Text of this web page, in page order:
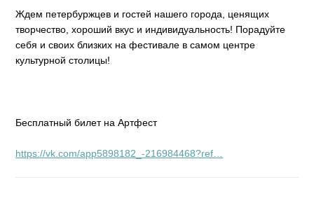
Ждем петербуржцев и гостей нашего города, ценящих
творчество, хороший вкус и индивидуальность! Порадуйте
себя и своих близких на фестивале в самом центре
культурной столицы!
Бесплатный билет на Артфест
https://vk.com/app5898182_-216984468?ref…